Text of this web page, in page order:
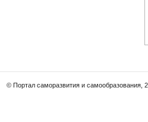
© Портал саморазвития и самообразования,